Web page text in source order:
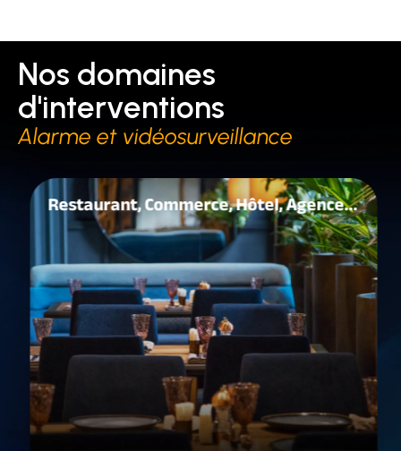
Nos domaines
d'interventions
Alarme et vidéosurveillance
Restaurant, Commerce, Hôtel, Agence...